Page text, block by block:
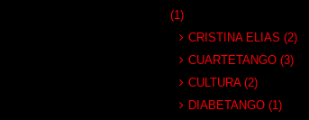
(1)
CRISTINA ELIAS (2)
CUARTETANGO (3)
CULTURA (2)
DIABETANGO (1)